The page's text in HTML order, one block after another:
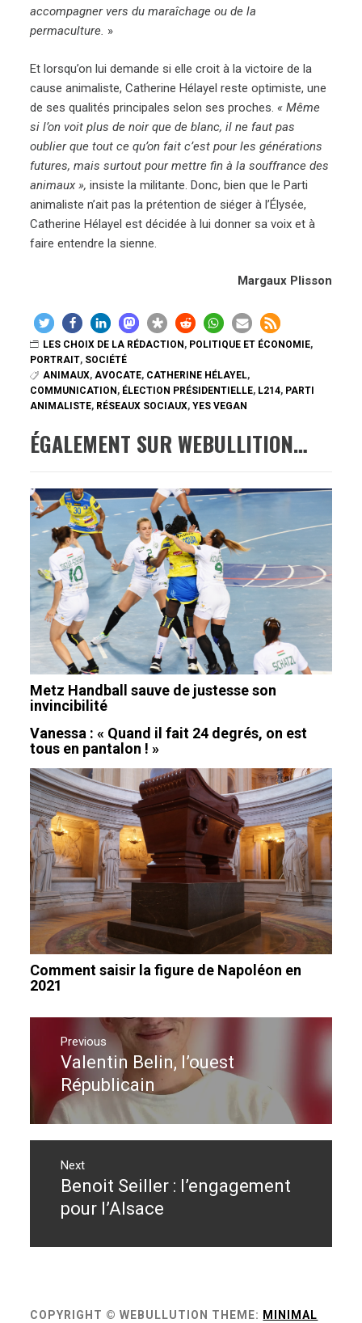
accompagner vers du maraîchage ou de la
permaculture. »
Et lorsqu’on lui demande si elle croit à la victoire de la
cause animaliste, Catherine Hélayel reste optimiste, une
de ses qualités principales selon ses proches.« Même
si l’on voit plus de noir que de blanc, il ne faut pas
oublier que tout ce qu’on fait c’est pour les générations
futures, mais surtout pour mettre fin à la souffrance des
animaux »,insiste la militante. Donc, bien que le Parti
animaliste n’ait pas la prétention de siéger à l’Élysée,
Catherine Hélayel est décidée à lui donner sa voix et à
faire entendre la sienne.
Margaux Plisson
LES CHOIX DE LA RÉDACTION, POLITIQUE ET ÉCONOMIE,
PORTRAIT, SOCIÉTÉ
ANIMAUX,AVOCATE, CATHERINE HÉLAYEL,
COMMUNICATION , ÉLECTION PRÉSIDENTIELLE, L214, PARTI
ANIMALISTE, RÉSEAUX SOCIAUX,YES VEGAN
ÉGALEMENT SUR WEBULLITION…
Metz Handball sauve de justesse son
invincibilité
Vanessa : « Quand il fait 24 degrés, on est
tous en pantalon ! »
Comment saisir la figure de Napoléon en
2021
Navigation
l’article
Previous
Previous
post:
Valentin Belin, l’ouest
Républicain
Next
Next
post:
Benoit Seiller : l’engagement
pour l’Alsace
COPYRIGHT © WEBULLUTION THEME: MINIMAL